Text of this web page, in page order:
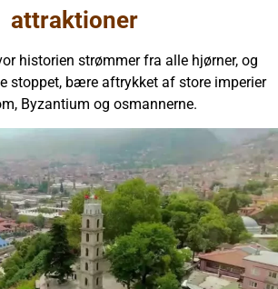
attraktioner
historien strømmer fra alle hjørner, og
stoppet, bære aftrykket af store imperier
Byzantium og osmannerne.